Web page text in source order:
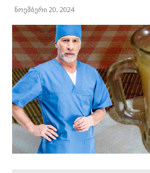
ნოემბერი 20, 2024